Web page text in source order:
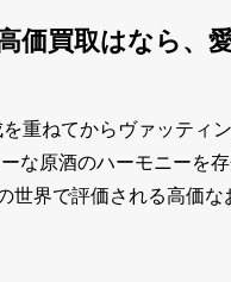
価買取はなら、
重ねてからヴァッティ
な原酒のハーモニーを
世界で評価される高価